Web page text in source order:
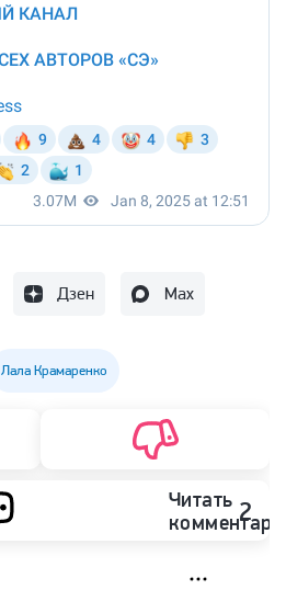
Дзен Max
Лала Крамаренко
Читать 2